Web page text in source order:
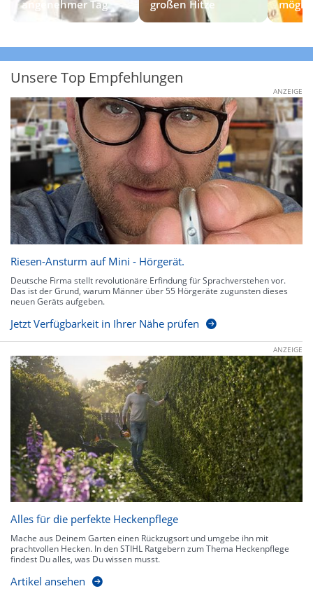
angenehmer Tag großen Hitze
Unsere Top Empfehlungen
ANZEIGE
Riesen-Ansturm auf Mini - Hörgerät.
Deutsche Firma stellt revolutionäre Erfindung für Sprachverstehen vor.
Das ist der Grund, warum Männer über 55 Hörgeräte zugunsten dieses
neuen Geräts aufgeben.
Jetzt Verfügbarkeit in Ihrer Nähe prüfen
ANZEIGE
Alles für die perfekte Heckenpflege
Mache aus Deinem Garten einen Rückzugsort und umgebe ihn mit
prachtvollen Hecken. In den STIHL Ratgebern zum Thema Heckenpflege
findest Du alles, was Du wissen musst.
Artikel ansehen